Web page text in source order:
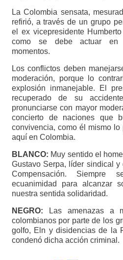
La Colombia sensata,
refirió, a través de un grupo
el ex vicepresidente
como se debe actuar en
momentos.
Los conflictos deben
moderación, porque lo
explosión inmanejable. El
recuperado de su
pronunciarse con mayor
concierto de naciones que
convivencia, como él mismo
aquí en Colombia.
BLANCO: Muy sentido el
Gustavo Serpa, líder sindical
Compensación.
ecuanimidad para alcanzar
nuestra sentida solidaridad.
NEGRO: Las amenazas a
colombianos por parte de los
golfo, Eln y disidencias de la
condenó dicha acción criminal.